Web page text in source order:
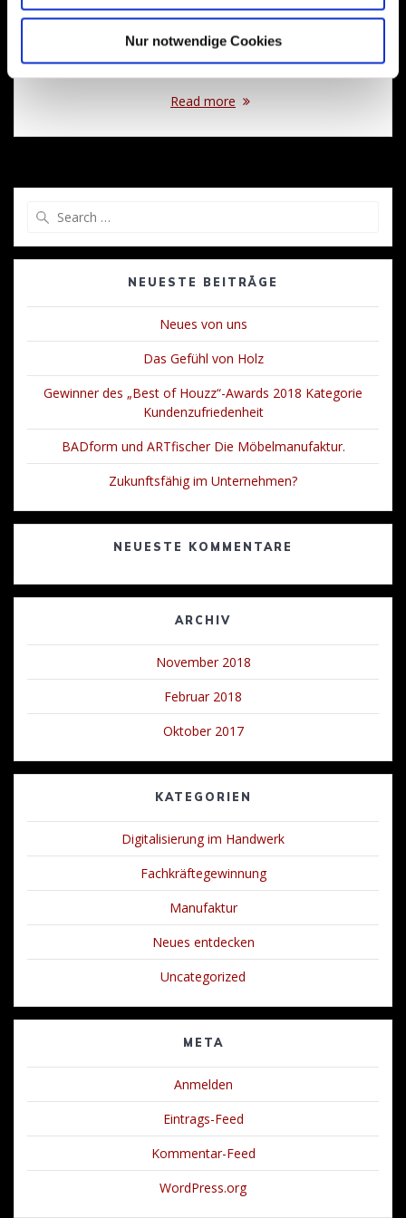
Nur notwendige Cookies
Gewerke, die bei einem Ausbauvorhaben benötigt werden.
Bauverzug hat uns weit mehr als ein Mal in Bedrängnis
gebracht. Auch flexibelste Zeitpläne geraten ins Wanken.
Bauabnahme und Einzugstermin rücken extrem…
Read more
NEUESTE BEITRÄGE
Neues von uns
Das Gefühl von Holz
Gewinner des „Best of Houzz“-Awards 2018 Kategorie
Kundenzufriedenheit
BADform und ARTfischer Die Möbelmanufaktur.
Zukunftsfähig im Unternehmen?
NEUESTE KOMMENTARE
ARCHIV
November 2018
Februar 2018
Oktober 2017
KATEGORIEN
Digitalisierung im Handwerk
Fachkräftegewinnung
Manufaktur
Neues entdecken
Uncategorized
META
Anmelden
Eintrags-Feed
Kommentar-Feed
WordPress.org